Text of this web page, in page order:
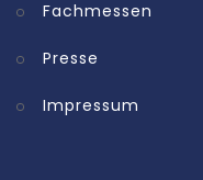
Fachmessen
Presse
Impressum